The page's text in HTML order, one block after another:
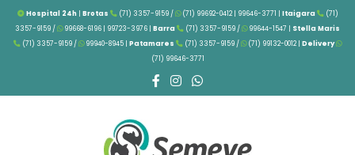
Hospital 24h| Brotas (71) 3357-9159 / (71) 99692-0412 | 99646-3771 | Itaigara
(71)
3357-9159 /
99668-6196 | 99723-3976 | Barra (71) 3357-9159 / 99644-1547 | Stella Maris
(71) 3357-9159 /
99940-8945 | Patamares (71) 3357-9159 / (71) 99132-0012 | Delivery
(71) 99646-3771